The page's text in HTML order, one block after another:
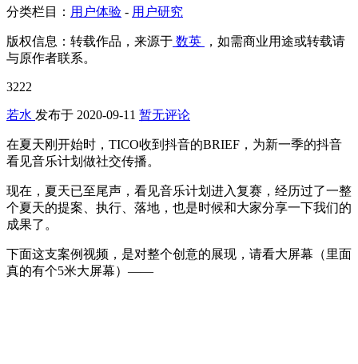
分类栏目： 用户体验 - 用户研究
版权信息： 转载作品，来源于 数英
，如需商业用途或转载请
与原作者联系。
3222
若水 发布于 2020-09-11 暂无评论
在夏天刚开始时，TICO收到抖音的BRIEF，为新一季的抖音
看见音乐计划做社交传播。
现在，夏天已至尾声，看见音乐计划进入复赛，经历过了一整
个夏天的提案、执行、落地，也是时候和大家分享一下我们的
成果了。
下面这支案例视频，是对整个创意的展现，请看大屏幕（里面
真的有个5米大屏幕）——